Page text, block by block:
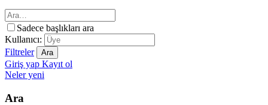
Sadece başlıkları ara
Kullanıcı:
Filtreler
Ara
Giriş yap Kayıt ol
Neler yeni
Ara